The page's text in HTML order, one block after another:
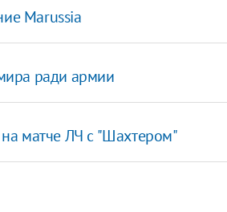
Marussia
ради армии
матче ЛЧ с "Шахтером"